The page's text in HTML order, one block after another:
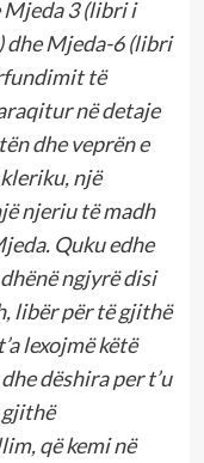
Mjeda 3 (libri i
dhe Mjeda-6 (libri
të
në detaje
dhe veprën e
një
njeriu të madh
Quku edhe
ngjyrë disi
libër për të gjithë
lexojmë këtë
dëshira per t’u
që kemi në